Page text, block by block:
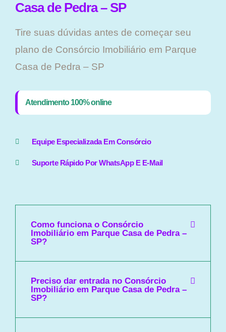
Casa de Pedra – SP
Tire suas dúvidas antes de começar seu
plano ​de Consórcio Imobiliário em Parque
Casa de Pedra – SP
Atendimento 100% online
Equipe Especializada Em Consórcio
Suporte Rápido Por WhatsApp E E-Mail
Como funciona o Consórcio
Imobiliário em Parque Casa de Pedra –
SP?
Preciso dar entrada no Consórcio
Imobiliário em Parque Casa de Pedra –
SP?